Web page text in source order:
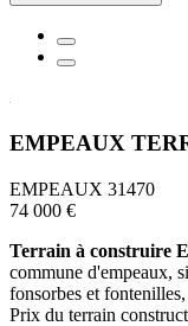
EMPEAUX
EMPEAUX 31470
74 000 €
Terrain à construire
commune d'empeaux,
fonsorbes et
Prix du terrain